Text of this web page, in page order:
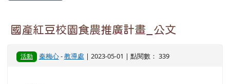
國產紅豆校園食農推廣計畫_公文
活動 秦梅心-教導處 | 2023-05-01 | 點閱數： 339